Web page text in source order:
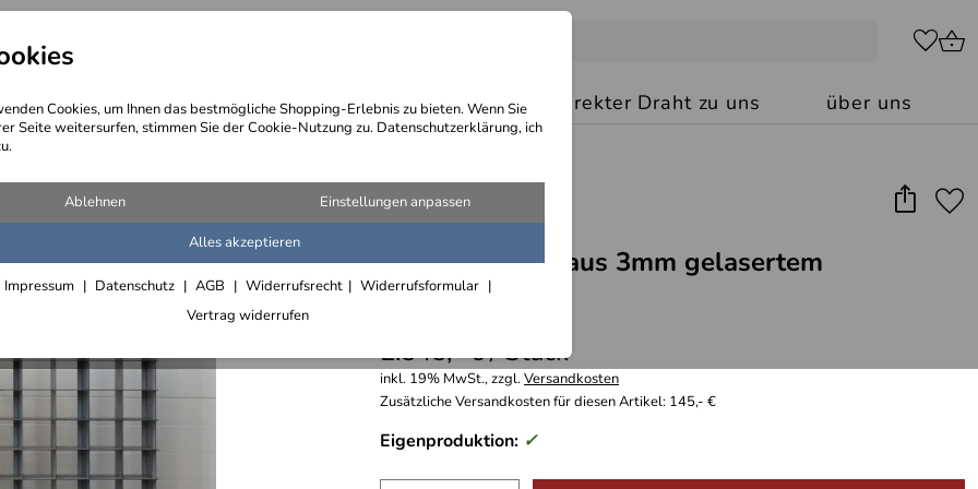
Cookies, um Ihnen das bestmögliche Shopping-Erlebnis zu bieten. Wenn Sie
Seite weitersurfen, stimmen Sie der Cookie-Nutzung zu. Datenschutzerklärung, ich
Ablehnen Einstellungen anpassen
Alles akzeptieren
Impressum Datenschutz AGB Widerrufsrecht
Widerrufsformular
Vertrag widerrufen
Wegebeschreibung @ Kontakt: Ihr direkter Draht zu uns über uns
und Schallplatten Regale
CD-Steckregal aus 3mm gelasertem
Zunderblech
2.545,- € / Stück
inkl. 19% MwSt., zzgl.Versandkosten
Zusätzliche Versandkosten für diesen Artikel: 145,- €
Eigenproduktion: ✓